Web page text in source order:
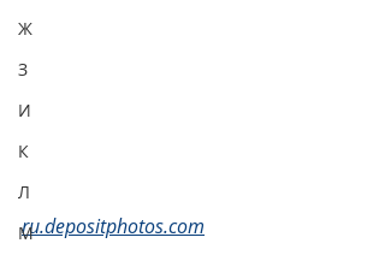
Ж
З
И
К
Л
М
ru.depositphotos.com